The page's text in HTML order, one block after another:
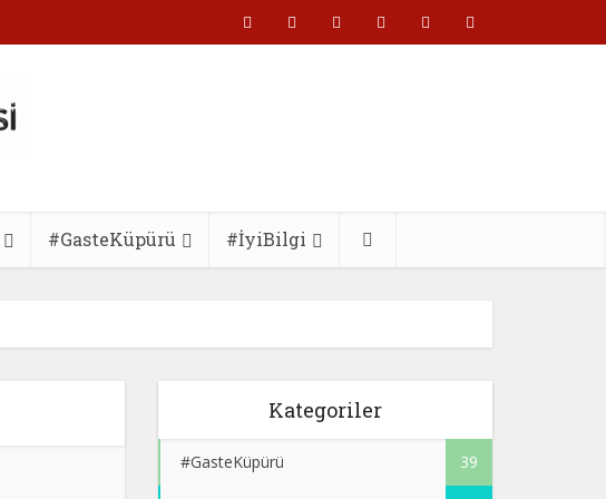
#GasteKüpürü #İyiBilgi
Kategoriler
#GasteKüpürü 39